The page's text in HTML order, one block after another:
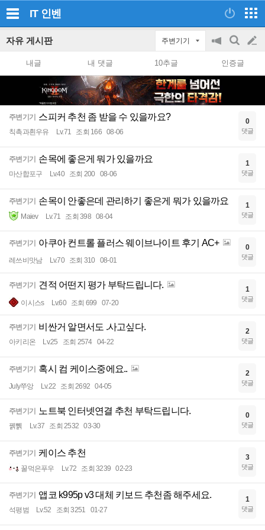
IT 인벤
자유 게시판 주변기기
공
on/off
검
색
글
쓰
내글 내 댓글 10추글 인증글
주변기기 스피커 추천 좀 받을 수 있을까요?
칙촉과흰우유 Lv.71 조회 166 08-06
0
댓글
주변기기 손목에 좋은게 뭐가 있을까요
마산합포구 Lv.40 조회 200 08-06
1
댓글
주변기기 손목이 안좋은데 관리하기 좋은게 뭐가 있을까요
Maiev Lv.71 조회 398 08-04
1
댓글
주변기기 아쿠아 컨트롤 플러스 웨이브나이트 후기 AC+
레쓰비맛남 Lv.70 조회 310 08-01
0
댓글
주변기기 견적 어떤지 평가 부탁드립니다.
이시스s Lv.60 조회 699 07-20
1
댓글
주변기기 비싼거 알면서도 .사고싶다.
아키리온 Lv.25 조회 2574 04-22
2
댓글
주변기기 혹시 컴 케이스중에요..
July쭈앙 Lv.22 조회 2692 04-05
2
댓글
주변기기 노트북 인터넷연결 추천 부탁드립니다.
꿹쀍 Lv.37 조회 2532 03-30
0
댓글
주변기기 케이스 추천
꿀먹은푸우 Lv.72 조회 3239 02-23
3
댓글
주변기기 앱코 k995p v3 대체 키보드 추천좀 해주세요.
석평범 Lv.52 조회 3251 01-27
1
댓글